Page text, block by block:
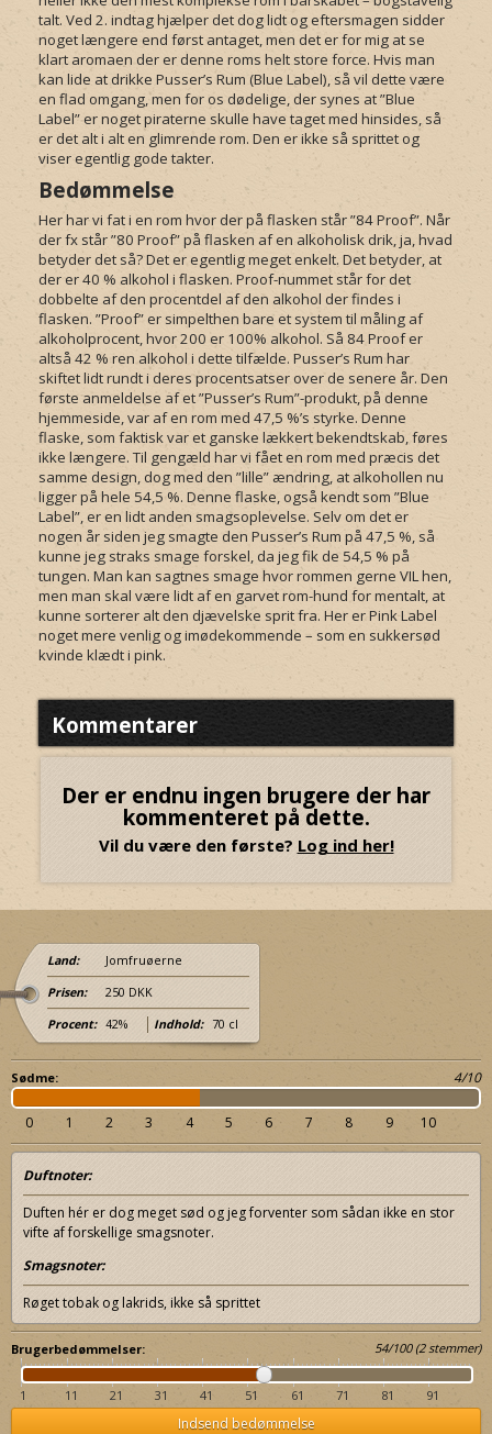
talt. Ved 2. indtag hjælper det dog lidt og eftersmagen sidder
noget længere end først antaget, men det er for mig at se
klart aromaen der er denne roms helt store force. Hvis man
kan lide at drikke Pusser’s Rum (Blue Label), så vil dette være
en flad omgang, men for os dødelige, der synes at ”Blue
Label” er noget piraterne skulle have taget med hinsides, så
er det alt i alt en glimrende rom. Den er ikke så sprittet og
viser egentlig gode takter.
Bedømmelse
Her har vi fat i en rom hvor der på flasken står ”84 Proof”. Når
der fx står ”80 Proof” på flasken af en alkoholisk drik, ja, hvad
betyder det så? Det er egentlig meget enkelt. Det betyder, at
der er 40 % alkohol i flasken. Proof-nummet står for det
dobbelte af den procentdel af den alkohol der findes i
flasken. ”Proof” er simpelthen bare et system til måling af
alkoholprocent, hvor 200 er 100% alkohol. Så 84 Proof er
altså 42 % ren alkohol i dette tilfælde. Pusser’s Rum har
skiftet lidt rundt i deres procentsatser over de senere år. Den
første anmeldelse af et ”Pusser’s Rum”-produkt, på denne
hjemmeside, var af en rom med 47,5 %’s styrke. Denne
flaske, som faktisk var et ganske lækkert bekendtskab, føres
ikke længere. Til gengæld har vi fået en rom med præcis det
samme design, dog med den ”lille” ændring, at alkohollen nu
ligger på hele 54,5 %. Denne flaske, også kendt som ”Blue
Label”, er en lidt anden smagsoplevelse. Selv om det er
nogen år siden jeg smagte den Pusser’s Rum på 47,5 %, så
kunne jeg straks smage forskel, da jeg fik de 54,5 % på
tungen. Man kan sagtnes smage hvor rommen gerne VIL hen,
men man skal være lidt af en garvet rom-hund for mentalt, at
kunne sorterer alt den djævelske sprit fra. Her er Pink Label
noget mere venlig og imødekommende – som en sukkersød
kvinde klædt i pink.
Kommentarer
Der er endnu ingen brugere der har
kommenteret på dette.
Vil du være den første? Log ind her!
Land: Jomfruøerne
Prisen: 250 DKK
Procent: 42% Indhold: 70 cl
Sødme: 4/10
0 1 2 3 4 5 6 7 8 9 10
Duftnoter:
Duften hér er dog meget sød og jeg forventer som sådan ikke en stor
vifte af forskellige smagsnoter.
Smagsnoter:
Røget tobak og lakrids, ikke så sprittet
Brugerbedømmelser: 54/100(2stemmer)
1 11 21 31 41 51 61 71 81 91
Indsend bedømmelse